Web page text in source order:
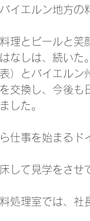
イエルン地方の
理とビールと笑
なしは、続いた
）とバイエルン
交換し、今後も
した。
仕事を始まるド
して見学をさせ
処理室では、社